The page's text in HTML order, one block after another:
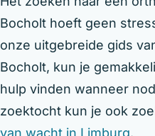
Bocholt hoeft geen
onze uitgebreide gids
Bocholt, kun je
hulp vinden wanneer
zoektocht kun je ook